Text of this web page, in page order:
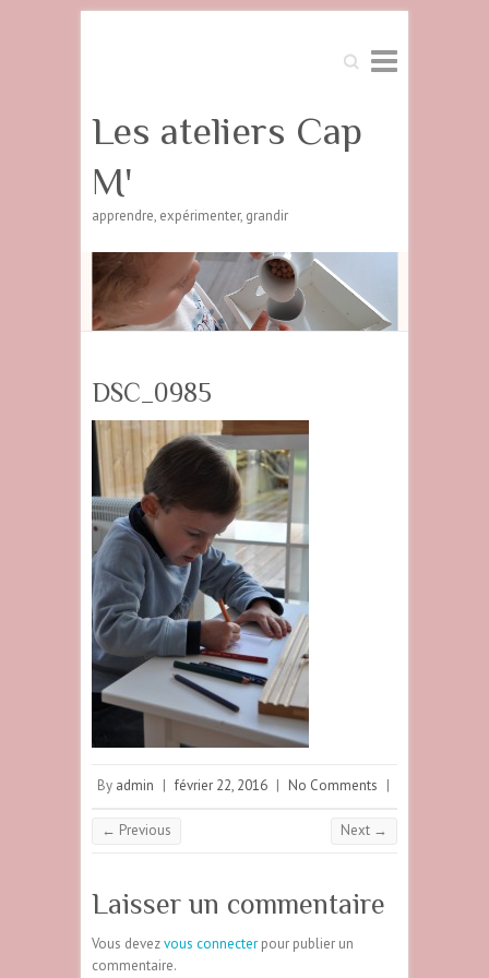
Search
Les ateliers Cap
M'
apprendre, expérimenter, grandir
DSC_0985
By admin | février 22, 2016 | No Comments |
← Previous Next →
Laisser un commentaire
Vous devezvous connecter pour publier un
commentaire.